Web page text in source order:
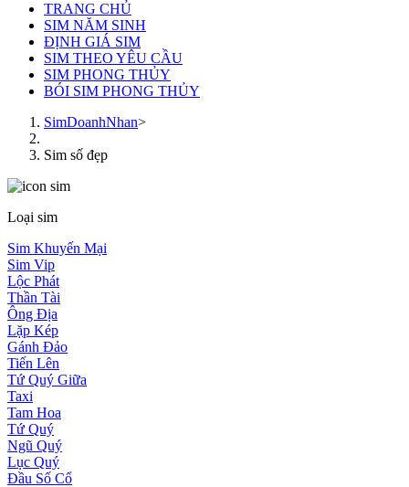
TRANG CHỦ
SIM NĂM SINH
ĐỊNH GIÁ SIM
SIM THEO YÊU CẦU
SIM PHONG THỦY
BÓI SIM PHONG THỦY
SimDoanhNhan>
Sim số đẹp
Loại sim
Sim Khuyến Mại
Sim Vip
Lộc Phát
Thần Tài
Ông Địa
Lặp Kép
Gánh Đảo
Tiến Lên
Tứ Quý Giữa
Taxi
Tam Hoa
Tứ Quý
Ngũ Quý
Lục Quý
Đầu Số Cổ